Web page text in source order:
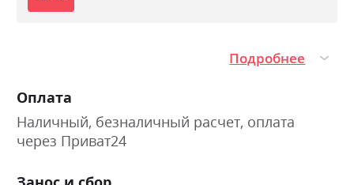
Подробнее
Оплата
Наличный, безналичный расчет, оплата
через Приват24